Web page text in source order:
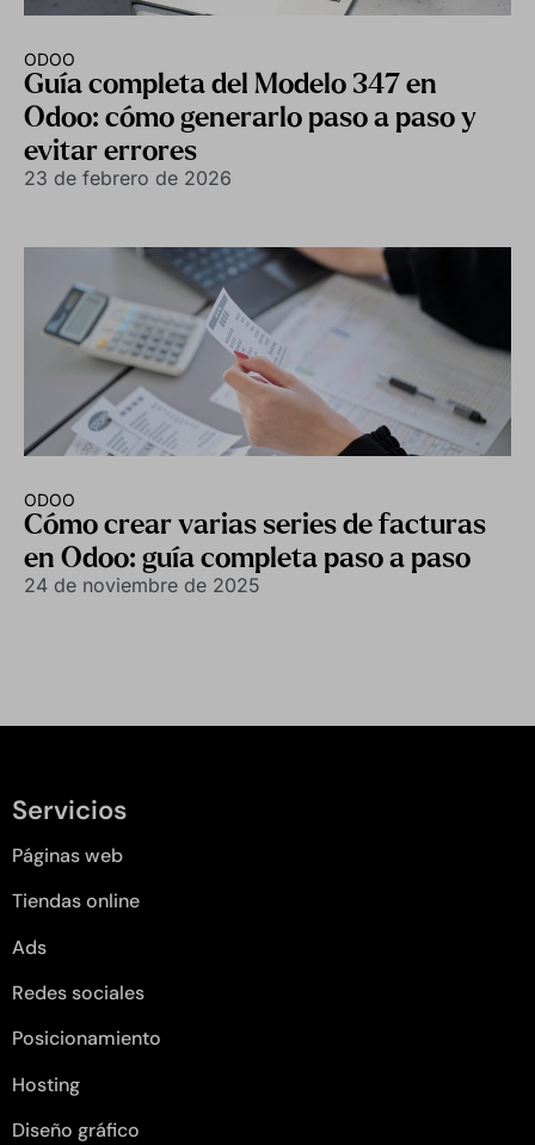
ODOO
Guía completa del Modelo 347 en
Odoo: cómo generarlo paso a paso y
evitar errores
23 de febrero de 2026
ODOO
Cómo crear varias series de facturas
en Odoo: guía completa paso a paso
24 de noviembre de 2025
Servicios
Páginas web
Tiendas online
Ads
Redes sociales
Posicionamiento
Hosting
Diseño gráfico